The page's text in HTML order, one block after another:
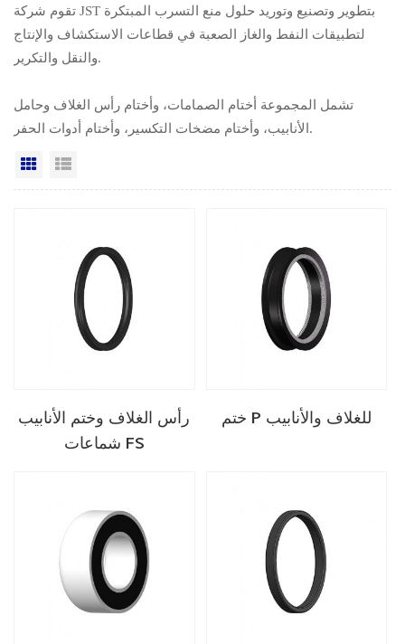
تقوم شركة JST بتطوير وتصنيع وتوريد حلول منع التسرب المبتكرة
لتطبيقات النفط والغاز الصعبة في قطاعات الاستكشاف والإنتاج
والنقل والتكرير.
تشمل المجموعة أختام الصمامات، وأختام رأس الغلاف وحامل
الأنابيب، وأختام مضخات التكسير، وأختام أدوات الحفر.
عرض شبكي
رأس الغلاف وختم الأنابيب
شماعات FS
ختم P للغلاف والأنابيب